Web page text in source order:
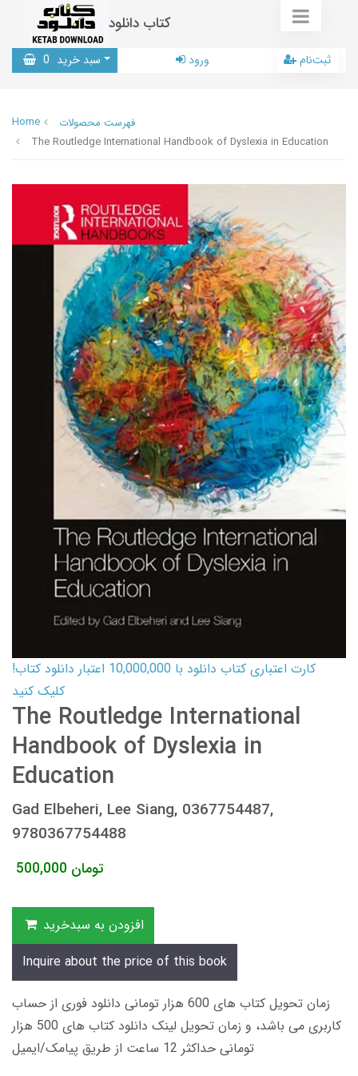
کتاب دانلود
سبد خرید 0 ورود ثبت‌نام
Home
فهرست محصولات
The Routledge International Handbook of Dyslexia in Education
کارت اعتباری کتاب دانلود با 10,000,000 اعتبار دانلود کتاب!
کلیک کنید
The Routledge International
Handbook of Dyslexia in
Education
Gad Elbeheri, Lee Siang, 0367754487,
9780367754488
500,000 تومان
افزودن به سبدخرید
Inquire about the price of this book
زمان تحویل کتاب های 600 هزار تومانی دانلود فوری از حساب
کاربری می باشد، و زمان تحویل لینک دانلود کتاب های 500 هزار
تومانی حداکثر 12 ساعت از طریق پیامک/ایمیل